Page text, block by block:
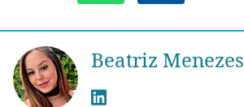
Beatriz Menezes